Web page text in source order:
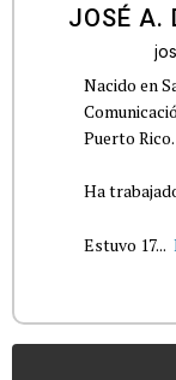
JOSÉ A.
Nacido en
Puerto
Ha
Estuvo 17...